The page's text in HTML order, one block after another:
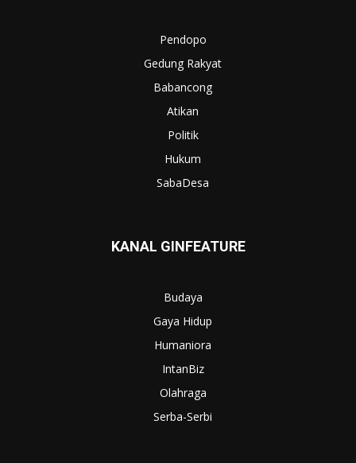
Pendopo
Gedung Rakyat
Babancong
Atikan
Politik
Hukum
SabaDesa
KANAL GINFEATURE
Budaya
Gaya Hidup
Humaniora
IntanBiz
Olahraga
Serba-Serbi